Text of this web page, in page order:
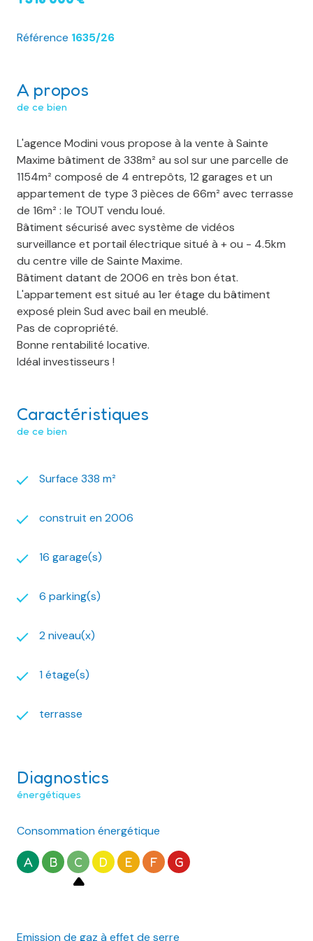
Référence 1635/26
A propos
de ce bien
L'agence Modini vous propose à la vente à Sainte
Maxime bâtiment de 338m² au sol sur une parcelle de
1154m² composé de 4 entrepôts, 12 garages et un
appartement de type 3 pièces de 66m² avec terrasse
de 16m² : le TOUT vendu loué.
Bâtiment sécurisé avec système de vidéos
surveillance et portail électrique situé à + ou - 4.5km
du centre ville de Sainte Maxime.
Bâtiment datant de 2006 en très bon état.
L'appartement est situé au 1er étage du bâtiment
exposé plein Sud avec bail en meublé.
Pas de copropriété.
Bonne rentabilité locative.
Idéal investisseurs !
Caractéristiques
de ce bien
Surface 338 m²
construit en 2006
16 garage(s)
6 parking(s)
2 niveau(x)
1 étage(s)
terrasse
Diagnostics
énergétiques
Consommation énergétique
A B C D E F G
Emission de gaz à effet de serre